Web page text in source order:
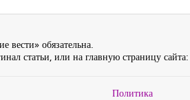
вести» обязательна.
статьи, или на главную страницу сайта:
Политика